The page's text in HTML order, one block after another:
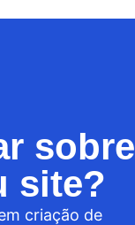
sobre
site?
criação de